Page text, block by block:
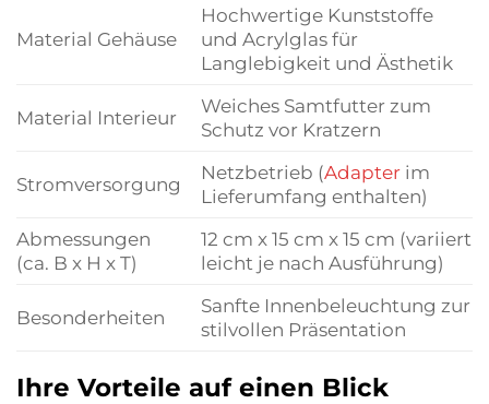
Material Gehäuse
Hochwertige Kunststoffe
und Acrylglas für
Langlebigkeit und Ästhetik
Material Interieur
Weiches Samtfutter zum
Schutz vor Kratzern
Stromversorgung
Netzbetrieb (Adapterim
Lieferumfang enthalten)
Abmessungen
(ca. B x H x T)
12 cm x 15 cm x 15 cm (variiert
leicht je nach Ausführung)
Besonderheiten
Sanfte Innenbeleuchtung zur
stilvollen Präsentation
Ihre Vorteile auf einen Blick